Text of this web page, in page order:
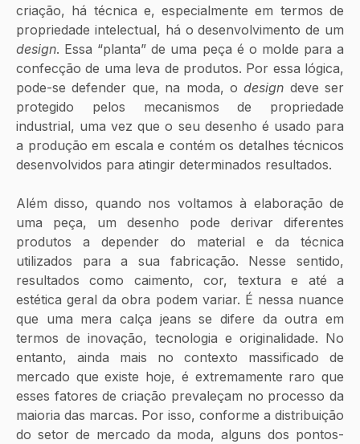
criação, há técnica e, especialmente em termos de
design. Essa “planta” de uma peça é o molde para a
confecção de uma leva de produtos. Por essa lógica,
pode-se defender que, na moda, o design deve ser
protegido pelos mecanismos de propriedade
industrial, uma vez que o seu desenho é usado para
a produção em escala e contém os detalhes técnicos
desenvolvidos para atingir determinados resultados.
Além disso, quando nos voltamos à elaboração de
uma peça, um desenho pode derivar diferentes
produtos a depender do material e da técnica
utilizados para a sua fabricação. Nesse sentido,
resultados como caimento, cor, textura e até a
estética geral da obra podem variar. É nessa nuance
que uma mera calça jeans se difere da outra em
termos de inovação, tecnologia e originalidade. No
entanto, ainda mais no contexto massificado de
mercado que existe hoje, é extremamente raro que
esses fatores de criação prevaleçam no processo da
maioria das marcas. Por isso, conforme a distribuição
do setor de mercado da moda, alguns dos pontos-